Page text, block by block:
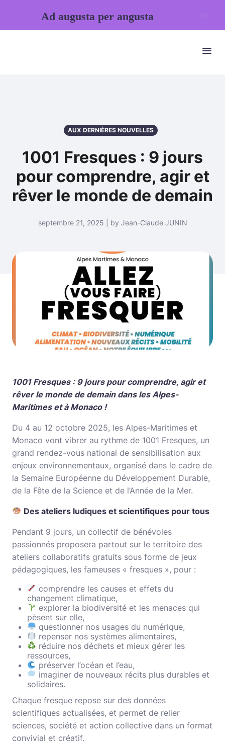
AUX DERNIÈRES NOUVELLES
1001 Fresques : 9 jours
pour comprendre, agir et
rêver le monde de demain
septembre 21, 2025 | by Jean-Claude JUNIN
1001 Fresques : 9 jours pour comprendre, agir et
rêver le monde de demain dans les Alpes-
Maritimes et à Monaco !
Du 4 au 12 octobre 2025, les Alpes-Maritimes et
Monaco vont vibrer au rythme de 1001 Fresques, un
grand rendez-vous national de sensibilisation aux
enjeux environnementaux, organisé dans le cadre de
la Semaine Européenne du Développement Durable,
de la Fête de la Science et de l’Année de la Mer.
Des ateliers ludiques et scientifiques pour tous
Pendant 9 jours, un collectif de bénévoles
passionnés proposera partout sur le territoire des
ateliers collaboratifs gratuits sous forme de jeux
pédagogiques, les fameuses « fresques », pour :
comprendre les causes et effets du
changement climatique,
explorer la biodiversité et les menaces qui
pèsent sur elle,
questionner nos usages du numérique,
repenser nos systèmes alimentaires,
réduire nos déchets et mieux gérer les
ressources,
préserver l’océan et l’eau,
imaginer de nouveaux récits plus durables et
solidaires.
Chaque fresque repose sur des données
scientifiques actualisées, et permet de relier
sciences, société et action collective dans un format
convivial et créatif.
Ad augusta per angusta